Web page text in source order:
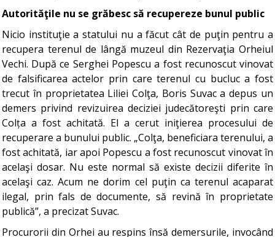
Autorităţile nu se grăbesc să recupereze bunul public
Nicio instituţie a statului nu a făcut cât de puţin pentru a
recupera terenul de lângă muzeul din Rezervaţia Orheiul
Vechi. După ce Serghei Popescu a fost recunoscut vinovat
de falsificarea actelor prin care terenul cu bucluc a fost
trecut în proprietatea Liliei Colţa, Boris Suvac a depus un
demers privind revizuirea deciziei judecătoreşti prin care
Colța a fost achitată. El a cerut iniţierea procesului de
recuperare a bunului public. „Colţa, beneficiara terenului, a
fost achitată, iar apoi Popescu a fost recunoscut vinovat în
acelaşi dosar. Nu este normal să existe decizii diferite în
acelaşi caz. Acum ne dorim cel puţin ca terenul acaparat
ilegal, prin fals de documente, să revină în proprietate
publică”, a precizat Suvac.
Procurorii din Orhei au respins însă demersurile, invocând